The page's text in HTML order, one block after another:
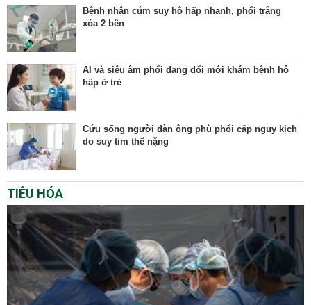
Bệnh nhân cúm suy hô hấp nhanh, phổi trắng
xóa 2 bên
AI và siêu âm phổi đang đổi mới khám bệnh hô
hấp ở trẻ
Cứu sống người đàn ông phù phổi cấp nguy kịch
do suy tim thể nặng
TIÊU HÓA